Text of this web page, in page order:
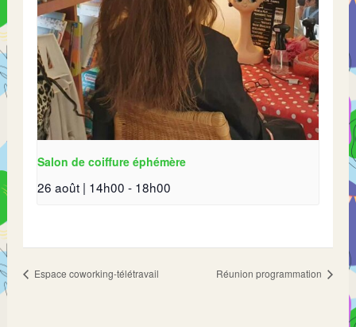
Salon de coiffure éphémère
26 août | 14h00 - 18h00
Espace coworking-télétravail Réunion programmation